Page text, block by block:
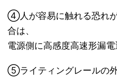
④人が容易に触れる恐れ
合は、
電源側に高感度高速形漏電
⑤ライティングレールの